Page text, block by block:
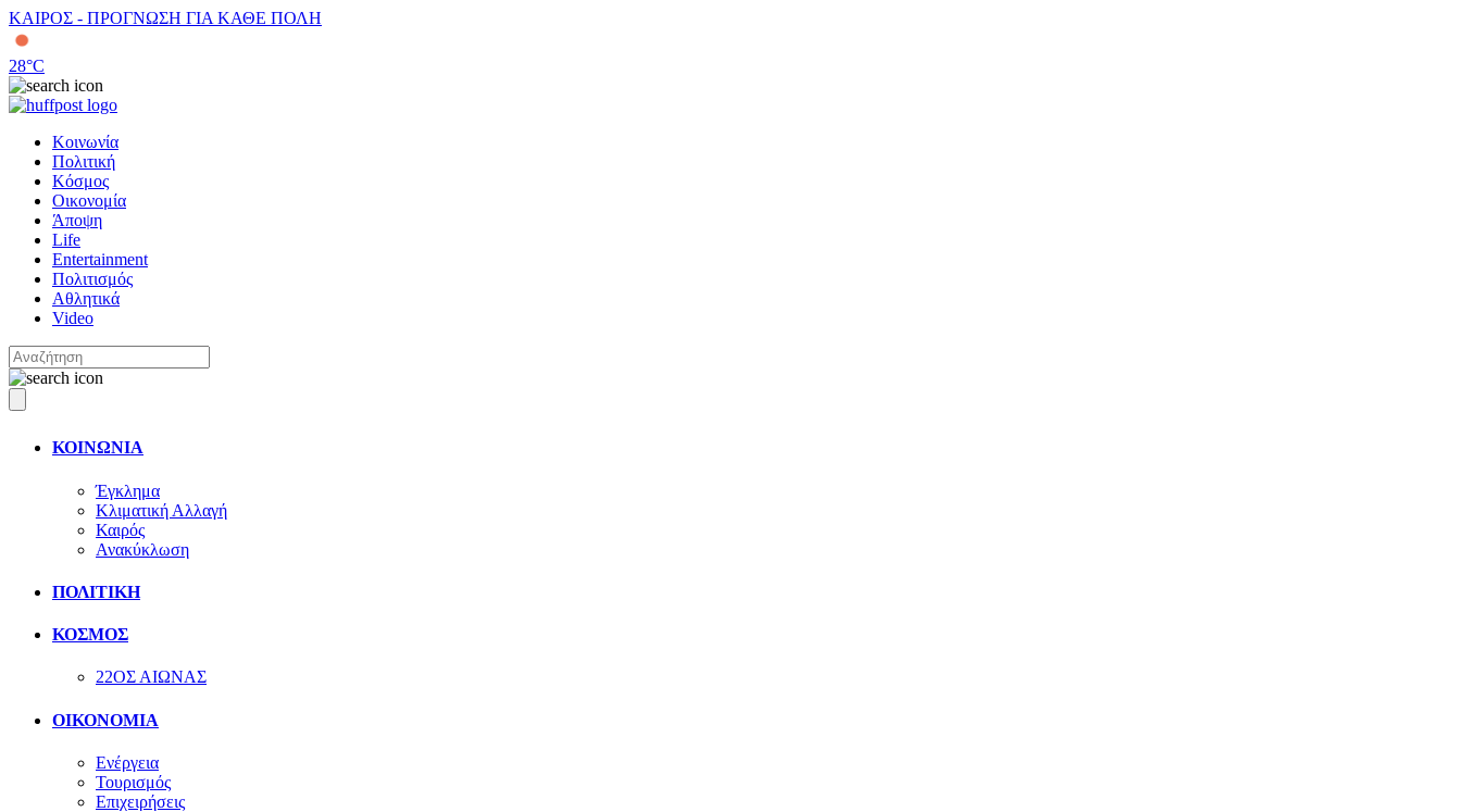
ΚΑΙΡΟΣ - ΠΡΟΓΝΩΣΗ ΓΙΑ ΚΑΘΕ ΠΟΛΗ
28°C
Κοινωνία
Πολιτική
Κόσμος
Οικονομία
Άποψη
Life
Entertainment
Πολιτισμός
Αθλητικά
Video
ΚΟΙΝΩΝΙΑ
Έγκλημα
Κλιματική Αλλαγή
Καιρός
Ανακύκλωση
ΠΟΛΙΤΙΚΗ
ΚΟΣΜΟΣ
22ΟΣ ΑΙΩΝΑΣ
ΟΙΚΟΝΟΜΙΑ
Ενέργεια
Τουρισμός
Επιχειρήσεις